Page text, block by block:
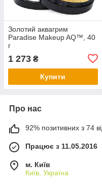
Золотий аквагрим
Paradise Makeup AQ™, 40
г
1 273 ₴
Купити
Про нас
92% позитивних з 74
Працює з 11.05.2016
м. Київ
Київ, Україна